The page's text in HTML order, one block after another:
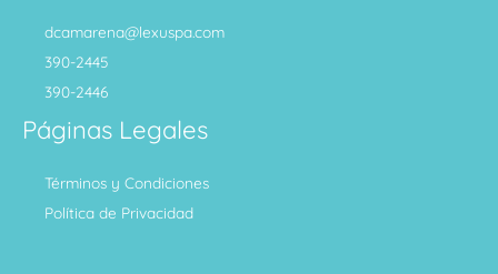
dcamarena@lexuspa.com
390-2445
390-2446
Páginas Legales
Términos y Condiciones
Política de Privacidad